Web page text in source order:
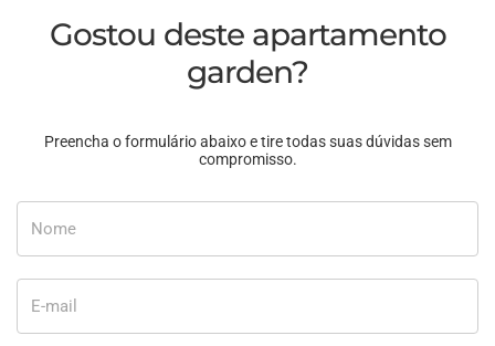
Gostou deste apartamento
garden?
Preencha o formulário abaixo e tire todas suas dúvidas sem
compromisso.